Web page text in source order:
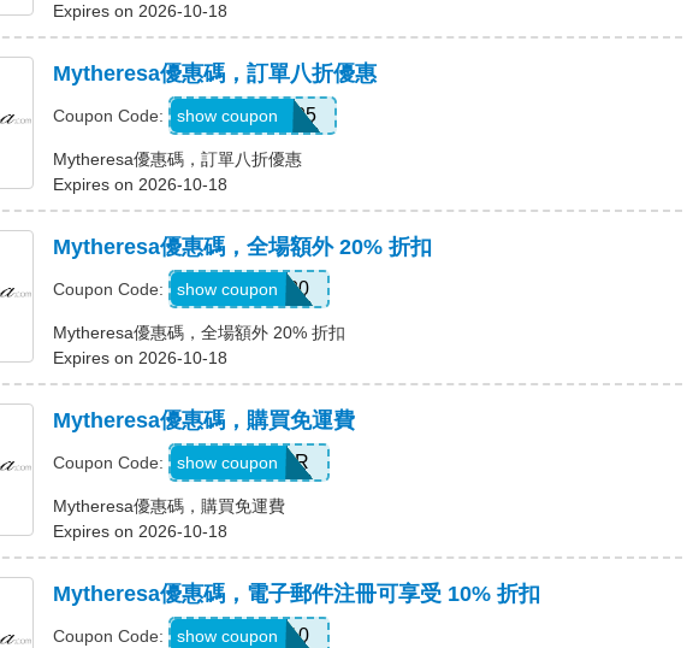
Expires on 2026-10-18
Mytheresa優惠碼，訂單八折優惠
Coupon Code: MYEXTRA205
show coupon
Mytheresa優惠碼，訂單八折優惠
Expires on 2026-10-18
Mytheresa優惠碼，全場額外 20% 折扣
Coupon Code: SALE20
show coupon
Mytheresa優惠碼，全場額外 20% 折扣
Expires on 2026-10-18
Mytheresa優惠碼，購買免運費
Coupon Code: PALMER
show coupon
Mytheresa優惠碼，購買免運費
Expires on 2026-10-18
Mytheresa優惠碼，電子郵件注冊可享受 10% 折扣
Coupon Code: first10
show coupon